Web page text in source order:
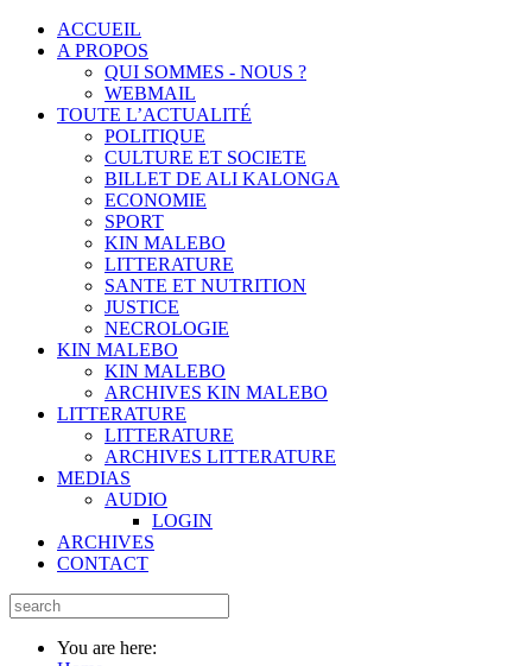
ACCUEIL
A PROPOS
QUI SOMMES - NOUS ?
WEBMAIL
TOUTE L’ACTUALITÉ
POLITIQUE
CULTURE ET SOCIETE
BILLET DE ALI KALONGA
ECONOMIE
SPORT
KIN MALEBO
LITTERATURE
SANTE ET NUTRITION
JUSTICE
NECROLOGIE
KIN MALEBO
KIN MALEBO
ARCHIVES KIN MALEBO
LITTERATURE
LITTERATURE
ARCHIVES LITTERATURE
MEDIAS
AUDIO
LOGIN
ARCHIVES
CONTACT
You are here: